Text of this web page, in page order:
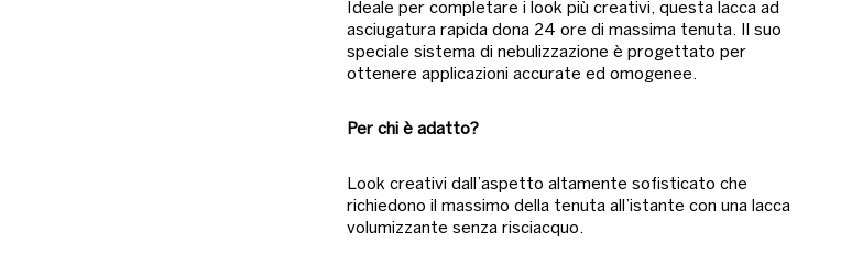
Ideale per completare i look più creativi, questa lacca ad
asciugatura rapida dona 24 ore di massima tenuta. Il suo
speciale sistema di nebulizzazione è progettato per
ottenere applicazioni accurate ed omogenee.
Per chi è adatto?
Look creativi dall’aspetto altamente sofisticato che
richiedono il massimo della tenuta all’istante con una lacca
volumizzante senza risciacquo.